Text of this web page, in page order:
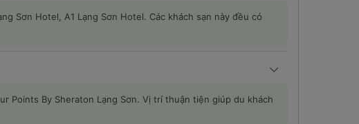
Sơn Hotel, A1 Lạng Sơn Hotel. Các khách sạn này đều có
Points By Sheraton Lạng Sơn. Vị trí thuận tiện giúp du khách